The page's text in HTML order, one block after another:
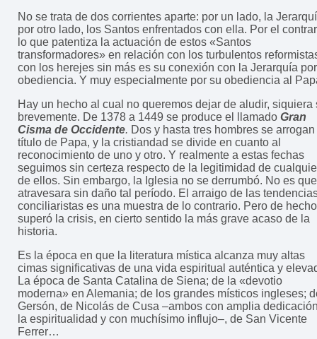
No se trata de dos corrientes aparte: por un lado, la
por otro lado, los Santos enfrentados con ella. Por el
lo que patentiza la actuación de estos «Santos
transformadores» en relación con los turbulentos
con los herejes sin más es su conexión con la Jerarquía
obediencia. Y muy especialmente por su obediencia al
Hay un hecho al cual no queremos dejar de aludir, siquiera
brevemente. De 1378 a 1449 se produce el llamado Gran
Cisma de Occidente. Dos y hasta tres hombres se
título de Papa, y la cristiandad se divide en cuanto al
reconocimiento de uno y otro. Y realmente a estas fechas
seguimos sin certeza respecto de la legitimidad de
de ellos. Sin embargo, la Iglesia no se derrumbó. No es que
atravesara sin daño tal período. El arraigo de las
conciliaristas es una muestra de lo contrario. Pero de hecho
superó la crisis, en cierto sentido la más grave acaso de la
historia.
Es la época en que la literatura mística alcanza muy altas
cimas significativas de una vida espiritual auténtica y
La época de Santa Catalina de Siena; de la «devotio
moderna» en Alemania; de los grandes místicos ingleses;
Gersón, de Nicolás de Cusa –ambos con amplia
la espiritualidad y con muchísimo influjo–, de San Vicente
Ferrer…